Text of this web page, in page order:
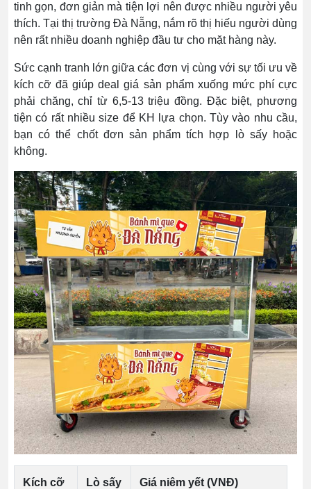
tinh gọn, đơn giản mà tiện lợi nên được nhiều người yêu
thích. Tại thị trường Đà Nẵng, nắm rõ thị hiếu người dùng
nên rất nhiều doanh nghiệp đầu tư cho mặt hàng này.
Sức cạnh tranh lớn giữa các đơn vị cùng với sự tối ưu về
kích cỡ đã giúp deal giá sản phẩm xuống mức phí cực
phải chăng, chỉ từ 6,5-13 triệu đồng. Đặc biệt, phương
tiện có rất nhiều size để KH lựa chọn. Tùy vào nhu cầu,
bạn có thể chốt đơn sản phẩm tích hợp lò sấy hoặc
không.
Kích cỡ Lò sấy Giá niêm yết (VNĐ)